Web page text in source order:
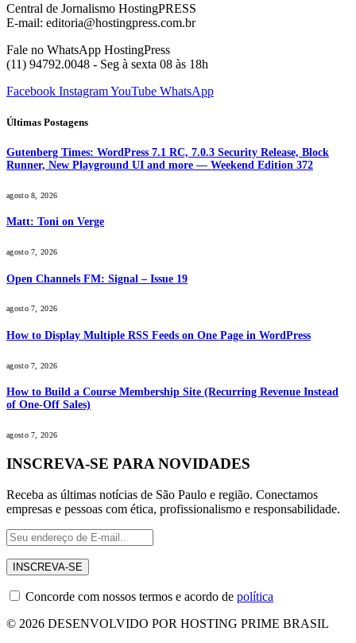
Central de Jornalismo HostingPRESS
E-mail: editoria@hostingpress.com.br
Fale no WhatsApp HostingPress
(11) 94792.0048 - Seg à sexta 08 às 18h
Facebook InstagramYouTube WhatsApp
Últimas Postagens
Gutenberg Times: WordPress 7.1 RC, 7.0.3 Security Release, Block
Runner, New Playground UI and more — Weekend Edition 372
agosto 8, 2026
Matt: Toni on Verge
agosto 7, 2026
Open Channels FM: Signal – Issue 19
agosto 7, 2026
How to Display Multiple RSS Feeds on One Page in WordPress
agosto 7, 2026
How to Build a Course Membership Site (Recurring Revenue Instead
of One-Off Sales)
agosto 7, 2026
INSCREVA-SE PARA NOVIDADES
Receba as últimas notícias de São Paulo e região. Conectamos
empresas e pessoas com ética, profissionalismo e responsabilidade.
Concorde com nossos termos e acordo de política
© 2026 DESENVOLVIDO POR HOSTING PRIME BRASIL